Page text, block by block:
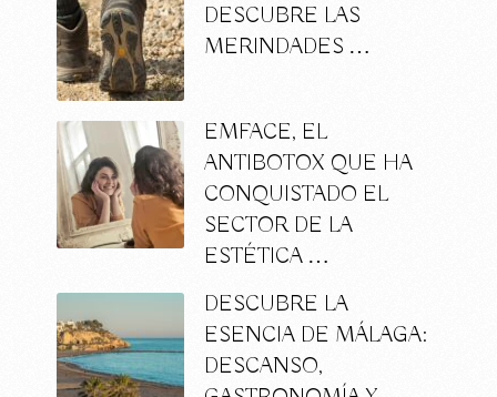
DESCUBRE LAS
MERINDADES …
EMFACE, EL
ANTIBOTOX QUE HA
CONQUISTADO EL
SECTOR DE LA
ESTÉTICA …
DESCUBRE LA
ESENCIA DE MÁLAGA:
DESCANSO,